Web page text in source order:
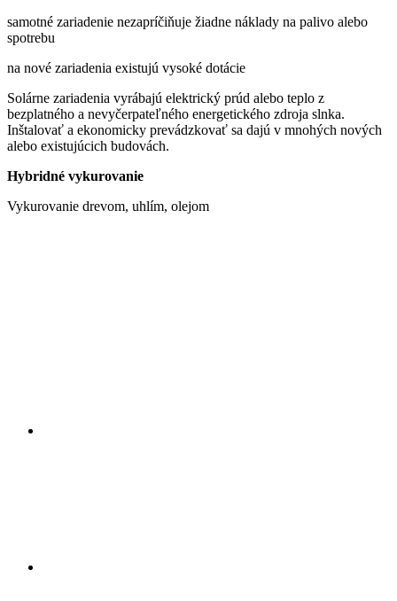
samotné zariadenie nezapríčiňuje žiadne náklady na palivo alebo
spotrebu
na nové zariadenia existujú vysoké dotácie
Solárne zariadenia vyrábajú elektrický prúd alebo teplo z
bezplatného a nevyčerpateľného energetického zdroja slnka.
Inštalovať a ekonomicky prevádzkovať sa dajú v mnohých nových
alebo existujúcich budovách.
Hybridné vykurovanie
Vykurovanie drevom, uhlím, olejom